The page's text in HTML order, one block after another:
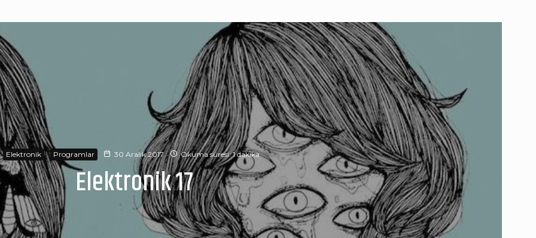
Elektronik Programlar 30 Aralık 2017 Okuma süresi: 1 dakika
Elektronik 17